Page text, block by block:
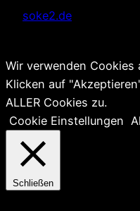
soke2.de
Wir verwenden Cookies
Klicken auf
ALLER Cookies zu.
Cookie Einstellungen
Schließen